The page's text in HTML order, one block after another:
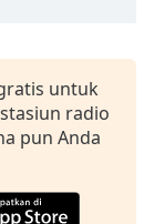
untuk
radio
pun Anda